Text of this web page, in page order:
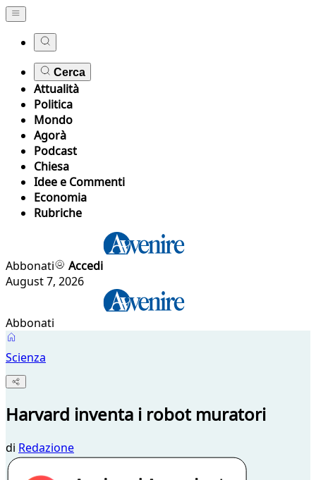
Cerca
Attualità
Politica
Mondo
Agorà
Podcast
Chiesa
Idee e Commenti
Economia
Rubriche
Abbonati
Accedi
August 7, 2026
Abbonati
Scienza
Harvard inventa i robot muratori
di Redazione